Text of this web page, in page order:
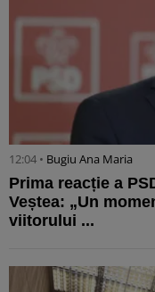
12:04 • Bugiu ⁠Ana Maria
Prima reacție a
Veștea: „Un
viitorului ...